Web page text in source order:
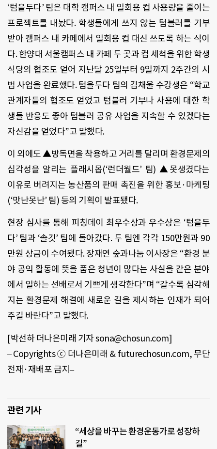
‘텀을두다’ 팀은 대학 캠퍼스 내 일회용 컵 사용량을 줄이는
프로젝트를 내놨다. 학생들에게 쓰지 않는 텀블러를 기부
받아 캠퍼스 내 카페에서 일회용 컵 대신 쓰도록 하는 식이
다. 한양대 서울캠퍼스 내 카페 두 곳과 컵 세척을 위한 학생
식당의 협조도 얻어 지난달 25일부터 9일까지 2주간의 시
범 사업을 완료했다. 텀을두다 팀의 김채울 수강생은 “학교
관계자들의 협조도 얻었고 텀블러 기부나 사용에 대한 학
생들 반응도 좋아 텀블러 공유 사업을 지속할 수 있겠다는
자신감을 얻었다”고 말했다.
이 외에도 ▲방독면을 착용하고 거리를 달리며 환경문제의
심각성을 알리는 플래시몹(‘런더월드’ 팀) ▲못생겼다는
이유로 버려지는 농산품의 판매 촉진을 위한 홍보·마케팅
(‘맛난못난’ 팀) 등의 기획이 발표됐다.
현장 심사를 통해 피칭데이 최우수상과 우수상은 ‘텀을두
다’ 팀과 ‘솔깃’ 팀에 돌아갔다. 두 팀엔 각각 150만원과 90
만원 상금이 수여됐다. 장재연 숲과나눔 이사장은 “환경 분
야 공익 활동에 뜻을 품은 청년이 많다는 사실을 같은 분야
에서 일하는 선배로서 기쁘게 생각한다”며 “갈수록 심각해
지는 환경문제 해결에 새로운 길을 제시하는 인재가 되어
주길 바란다”고 말했다.
[박선하 더나은미래 기자 sona@chosun.com]
– Copyrights ⓒ 더나은미래 & futurechosun.com, 무단
전재·재배포 금지–
관련 기사
“세상을 바꾸는 환경운동가로 성장하
길”